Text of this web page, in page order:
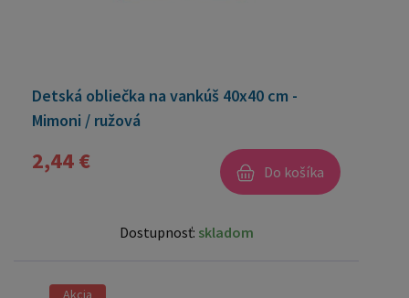
Detská obliečka na vankúš 40x40 cm -
Mimoni / ružová
2,44 € Do košíka
Dostupnosť: skladom
Akcia